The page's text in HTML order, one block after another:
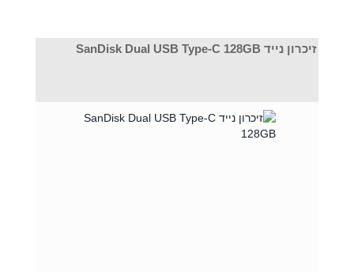
זיכרון נייד SanDisk Dual USB Type-C 128GB